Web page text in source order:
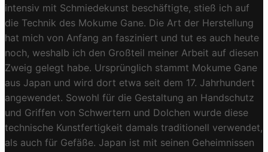
intensiv mit Schmiedekunst beschäftigte, stieß ich auf
die Technik des Mokume Gane. Die Art der Herstellung
hat mich von Anfang an fasziniert und tut es auch heute
noch, weshalb ich den Großteil meiner Arbeit auf diesen
Zweig gelegt habe. Ursprünglich stammt Mokume Gane
aus Japan und wird dort etwa seit dem 17. Jahrhundert
angewendet. Sowohl für die Gestaltung an Handschutz
und Griffen von Schwertern und Dolchen wurde diese
technische Kunstfertigkeit damals traditionell verwendet,
als auch für Gefäße. Japan ist mit seinen Geheimnissen